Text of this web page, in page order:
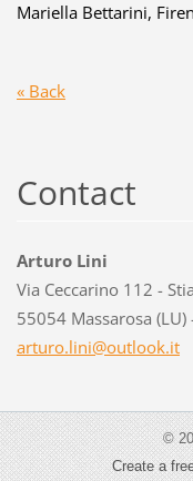
Mariella Bettarini,
« Back
Contact
Arturo Lini
Via Ceccarino 112 -
55054 Massarosa (LU)
arturo.lini@outlook.it
©
Create a